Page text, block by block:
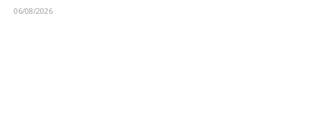
06/08/2026